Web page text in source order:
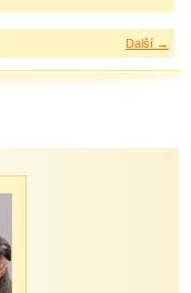
Další →